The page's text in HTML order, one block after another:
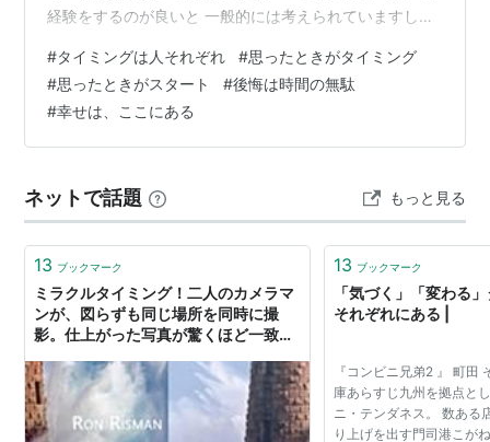
経験をするのが良いと 一般的には考えられていますし、
こうしていたら… もっと〇〇やっていたら… 考え出した
らいくらでも出てきます。 ぴーは、10代から20代は大半
の時間を家で過ごしました。 そりゃ、色々思うこともあ
りますよ。 周りのみんながキラキラした二十歳前後、 自
塊…
#タイミングは人それぞれ #思ったときがタイミング
#思ったときがスタート #後悔は時間の無駄
#幸せは、ここにある
ネットで話題 もっと見る
13 ブックマーク
ミラクルタイミング！二人のカメラマ
ンが、図らずも同じ場所を同時に撮
影。仕上がった写真が驚くほど一致し
13 ブックマーク
「気づく」「変わる
それぞれにある |
『コンビニ兄弟2 』 町田
庫あらすじ九州を拠点と
ニ・テンダネス。 数ある
り上げを出す門司港こが